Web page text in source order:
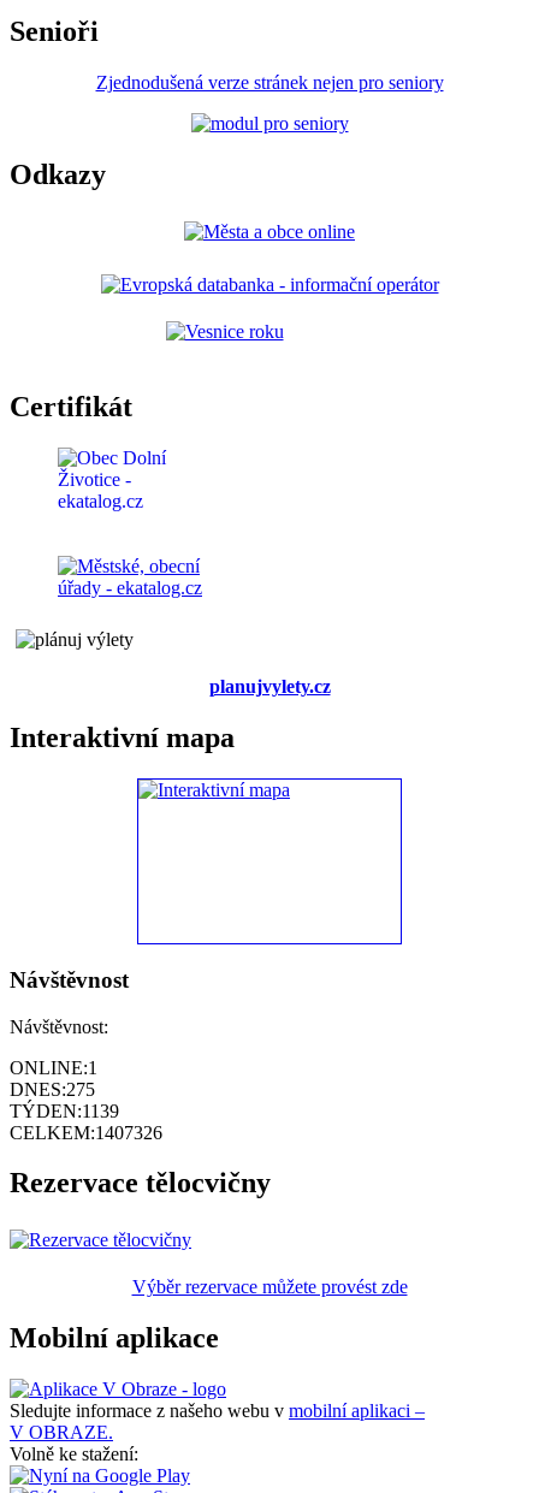
Senioři
Zjednodušená verze stránek nejen pro seniory
Odkazy
Certifikát
planujvylety.cz
Interaktivní mapa
Návštěvnost
Návštěvnost:
ONLINE:1
DNES:275
TÝDEN:1139
CELKEM:1407326
Rezervace tělocvičny
Výběr rezervace můžete provést zde
Mobilní aplikace
Sledujte informace z našeho webu v mobilní aplikaci –
V OBRAZE.
Volně ke stažení: